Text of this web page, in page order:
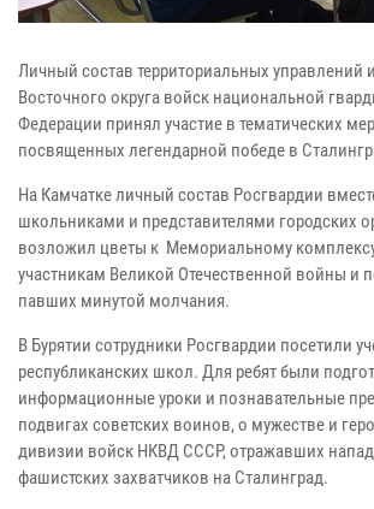
Личный состав территориальных управлений
Восточного округа войск национальной
Федерации принял участие в тематических
посвященных легендарной победе в
На Камчатке личный состав Росгвардии
школьниками и представителями городских
возложил цветы к Мемориальному
участникам Великой Отечественной войны и
павших минутой молчания.
В Бурятии сотрудники Росгвардии посетили
республиканских школ. Для ребят были
информационные уроки и познавательные
подвигах советских воинов, о мужестве и
дивизии войск НКВД СССР, отражавших
фашистских захватчиков на Сталинград.